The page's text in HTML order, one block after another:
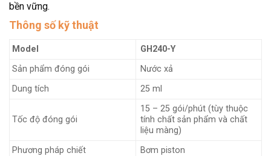
bền vững.
Thông số kỹ thuật
Model
GH240-Y
Sản phẩm đóng gói
Nước xả
Dung tích
25 ml
Tốc độ đóng gói
15 – 25 gói/phút (tùy thuộc
tính chất sản phẩm và chất
liệu màng)
Phương pháp chiết
Bơm piston